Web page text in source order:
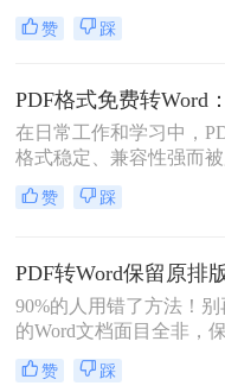
辑和修改。那么电脑上
word文档呢？本文将介绍
完成PDF到Word的转换。
赞 踩
在日常工作和学习中，
格式稳定、兼容性强而
然而，当需要对PDF内容
时，很多人会遇到困难。
换成word"这一常见需求
您详细介绍五种安全、
费的转换方法，帮助您
转换。
赞 踩
90%的人用错了方法！
的Word文档面目全非，
秘密就在这里。“这表格
了？”、“字体全变了，我
赞 踩